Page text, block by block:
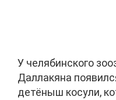
У челябинского
Даллакяна
детёныш косули,